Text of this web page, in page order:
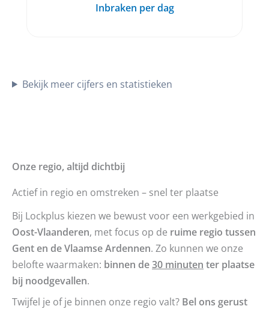
Inbraken per dag
Bekijk meer cijfers en statistieken
Onze regio, altijd dichtbij
Actief in regio en omstreken – snel ter plaatse
Bij Lockplus kiezen we bewust voor een werkgebied in
Oost-Vlaanderen, met focus op de ruime regio tussen
Gent en de Vlaamse Ardennen. Zo kunnen we onze
belofte waarmaken: binnen de30 minuten ter plaatse
bij noodgevallen.
Twijfel je of je binnen onze regio valt? Bel ons gerust